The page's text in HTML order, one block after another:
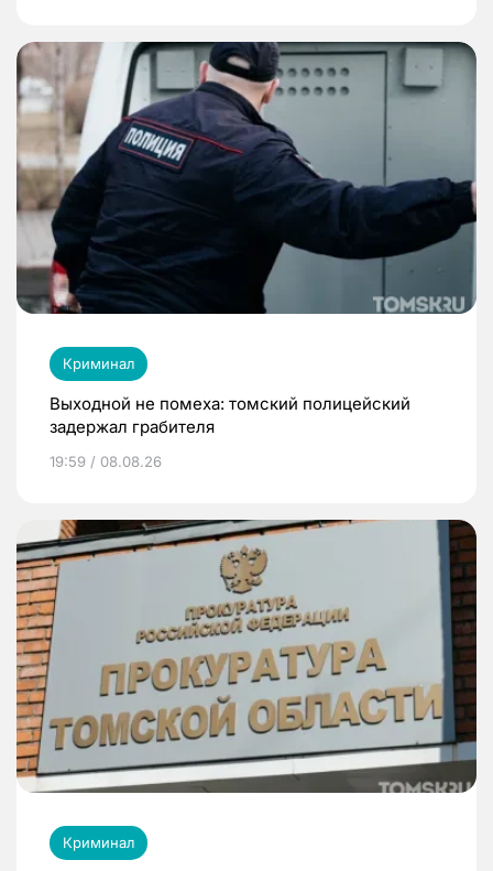
Криминал
Выходной не помеха: томский полицейский
задержал грабителя
19:59 / 08.08.26
Криминал